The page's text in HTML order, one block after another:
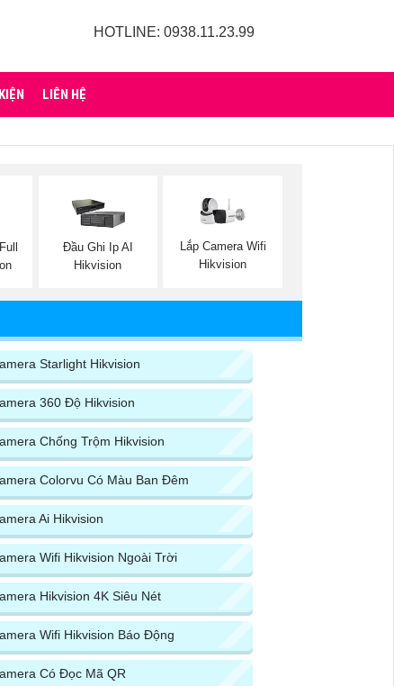
HOTLINE: 0938.11.23.99
LIÊN HỆ
Đầu Ghi Ip AI
Hikvision
Lắp Camera Wifi
Hikvision
Starlight Hikvision
360 Độ Hikvision
Chống Trộm Hikvision
Colorvu Có Màu Ban Đêm
Ai Hikvision
Wifi Hikvision Ngoài Trời
Hikvision 4K Siêu Nét
Wifi Hikvision Báo Động
Có Đọc Mã QR